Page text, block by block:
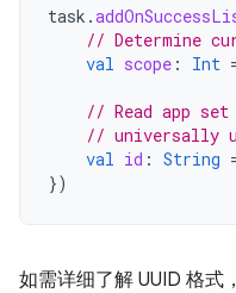
task .
// Determine
val scope : Int
// Read app
// universally
val id : String
})
如需详细了解 UUID 格式